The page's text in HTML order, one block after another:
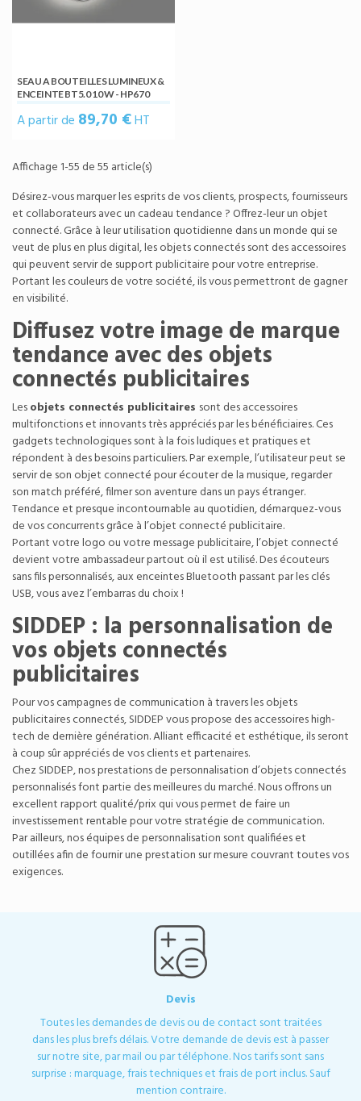
SEAU A BOUTEILLES LUMINEUX &
ENCEINTE BT5.0 10 W - HP670
A partir de 89,70 €HT
Affichage 1-55 de 55 article(s)
Désirez-vous marquer les esprits de vos clients, prospects, fournisseurs
et collaborateurs avec un cadeau tendance ? Offrez-leur un objet
connecté. Grâce à leur utilisation quotidienne dans un monde qui se
veut de plus en plus digital, les objets connectés sont des accessoires
qui peuvent servir de support publicitaire pour votre entreprise.
Portant les couleurs de votre société, ils vous permettront de gagner
en visibilité.
Diffusez votre image de marque
tendance avec des objets
connectés publicitaires
Lesobjets connectés publicitaires sont des accessoires
multifonctions et innovants très appréciés par les bénéficiaires. Ces
gadgets technologiques sont à la fois ludiques et pratiques et
répondent à des besoins particuliers. Par exemple, l’utilisateur peut se
servir de son objet connecté pour écouter de la musique, regarder
son match préféré, filmer son aventure dans un pays étranger.
Tendance et presque incontournable au quotidien, démarquez-vous
de vos concurrents grâce à l’objet connecté publicitaire.
Portant votre logo ou votre message publicitaire, l’objet connecté
devient votre ambassadeur partout où il est utilisé. Desécouteurs
sans fils personnalisés, aux enceintes Bluetoothpassant par lesclés
USB, vous avez l’embarras du choix !
SIDDEP : la personnalisation de
vos objets connectés
publicitaires
Pour vos campagnes de communication à travers les objets
publicitaires connectés, SIDDEP vous propose desaccessoires high-
tech de dernière génération. Alliant efficacité et esthétique, ils seront
à coup sûr appréciés de vos clients et partenaires.
Chez SIDDEP, nos prestations de personnalisation d’objets connectés
personnalisés font partie des meilleures du marché. Nous offrons un
excellent rapport qualité/prix qui vous permet de faire un
investissement rentable pour votre stratégie de communication.
Par ailleurs, nos équipes de personnalisation sont qualifiées et
outillées afin de fournir une prestation sur mesure couvrant toutes vos
exigences.
Devis
Toutes les demandes de devis ou de contact sont traitées
dans les plus brefs délais. Votre demande de devis est à passer
sur notre site, par mail ou par téléphone. Nos tarifs sont sans
surprise : marquage, frais techniques et frais de port inclus. Sauf
mention contraire.